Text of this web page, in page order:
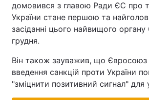
домовився з главою Ради ЄС про
України стане першою та
засіданні цього найвищого
грудня.
Він також зауважив, що Євросоюз
введення санкцій проти України
"зміцнити позитивний сигнал" для